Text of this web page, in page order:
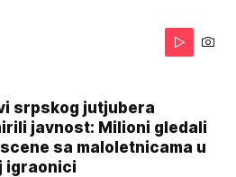
srpskog jutjubera
javnost: Milioni gledali
sa maloletnicama u
igraonici